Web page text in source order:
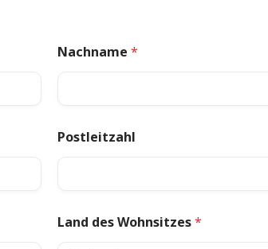
Nachname *
Postleitzahl
Land des Wohnsitzes*